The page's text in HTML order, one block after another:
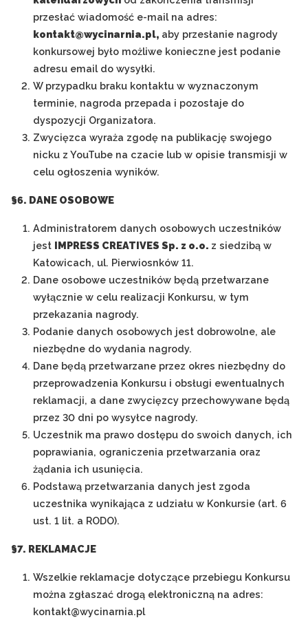
przesłać wiadomość e-mail na adres:
kontakt@wycinarnia.pl, aby przesłanie nagrody
konkursowej było możliwe konieczne jest podanie
adresu email do wysyłki.
W przypadku braku kontaktu w wyznaczonym
terminie, nagroda przepada i pozostaje do
dyspozycji Organizatora.
Zwycięzca wyraża zgodę na publikację swojego
nicku z YouTube na czacie lub w opisie transmisji w
celu ogłoszenia wyników.
§6. DANE OSOBOWE
Administratorem danych osobowych uczestników
jest IMPRESS CREATIVES Sp. z o.o. z siedzibą w
Katowicach, ul. Pierwiosnków 11.
Dane osobowe uczestników będą przetwarzane
wyłącznie w celu realizacji Konkursu, w tym
przekazania nagrody.
Podanie danych osobowych jest dobrowolne, ale
niezbędne do wydania nagrody.
Dane będą przetwarzane przez okres niezbędny do
przeprowadzenia Konkursu i obsługi ewentualnych
reklamacji, a dane zwycięzcy przechowywane będą
przez 30 dni po wysyłce nagrody.
Uczestnik ma prawo dostępu do swoich danych, ich
poprawiania, ograniczenia przetwarzania oraz
żądania ich usunięcia.
Podstawą przetwarzania danych jest zgoda
uczestnika wynikająca z udziału w Konkursie (art. 6
ust. 1 lit. a RODO).
§7. REKLAMACJE
Wszelkie reklamacje dotyczące przebiegu Konkursu
można zgłaszać drogą elektroniczną na adres:
kontakt@wycinarnia.pl